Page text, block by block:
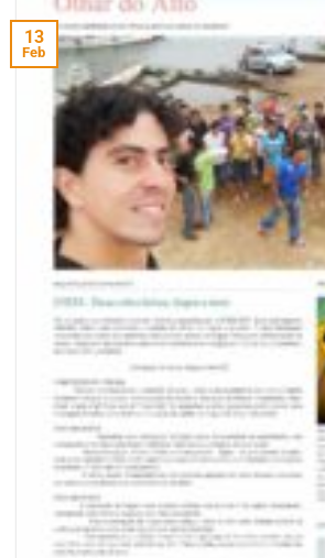
13
Feb